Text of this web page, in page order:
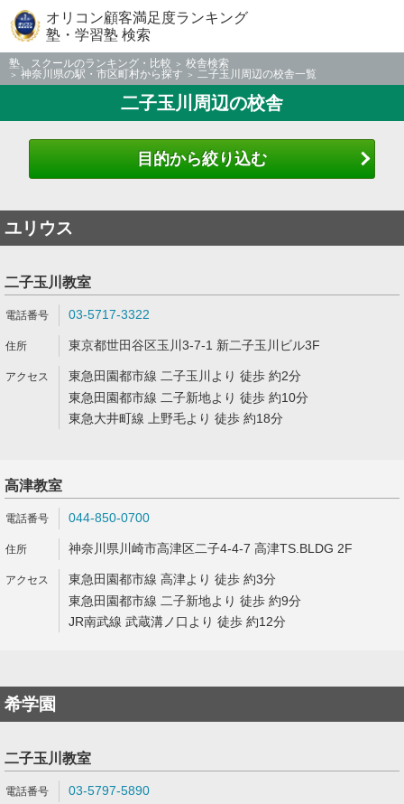
オリコン顧客満足度ランキング
塾・学習塾 検索
塾、スクールのランキング・比較
校舎検索
神奈川県の駅・市区町村から探す
二子玉川周辺の校舎一覧
二子玉川周辺の校舎
目的から絞り込む
ユリウス
二子玉川教室
03-5717-3322
東京都世田谷区玉川3-7-1 新二子玉川ビル3F
東急田園都市線 二子玉川より 徒歩 約2分
東急田園都市線 二子新地より 徒歩 約10分
東急大井町線 上野毛より 徒歩 約18分
高津教室
044-850-0700
神奈川県川崎市高津区二子4-4-7 高津TS.BLDG 2F
東急田園都市線 高津より 徒歩 約3分
東急田園都市線 二子新地より 徒歩 約9分
JR南武線 武蔵溝ノ口より 徒歩 約12分
希学園
二子玉川教室
03-5797-5890